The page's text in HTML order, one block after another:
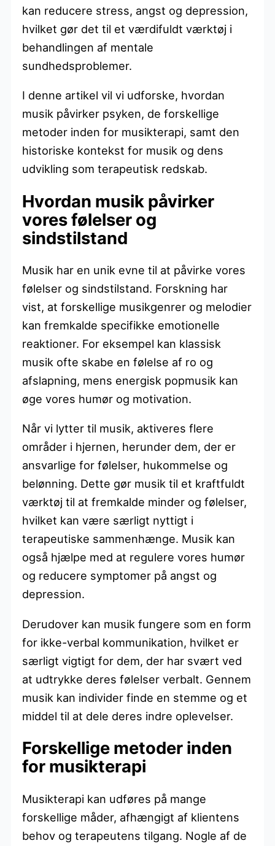
kan reducere stress, angst og depression,
hvilket gør det til et værdifuldt værktøj i
behandlingen af mentale
sundhedsproblemer.
I denne artikel vil vi udforske, hvordan
musik påvirker psyken, de forskellige
metoder inden for musikterapi, samt den
historiske kontekst for musik og dens
udvikling som terapeutisk redskab.
Hvordan musik påvirker
vores følelser og
sindstilstand
Musik har en unik evne til at påvirke vores
følelser og sindstilstand. Forskning har
vist, at forskellige musikgenrer og melodier
kan fremkalde specifikke emotionelle
reaktioner. For eksempel kan klassisk
musik ofte skabe en følelse af ro og
afslapning, mens energisk popmusik kan
øge vores humør og motivation.
Når vi lytter til musik, aktiveres flere
områder i hjernen, herunder dem, der er
ansvarlige for følelser, hukommelse og
belønning. Dette gør musik til et kraftfuldt
værktøj til at fremkalde minder og følelser,
hvilket kan være særligt nyttigt i
terapeutiske sammenhænge. Musik kan
også hjælpe med at regulere vores humør
og reducere symptomer på angst og
depression.
Derudover kan musik fungere som en form
for ikke-verbal kommunikation, hvilket er
særligt vigtigt for dem, der har svært ved
at udtrykke deres følelser verbalt. Gennem
musik kan individer finde en stemme og et
middel til at dele deres indre oplevelser.
Forskellige metoder inden
for musikterapi
Musikterapi kan udføres på mange
forskellige måder, afhængigt af klientens
behov og terapeutens tilgang. Nogle af de